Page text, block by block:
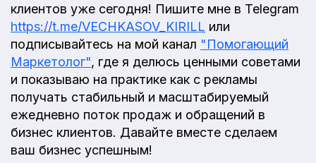
клиентов уже сегодня! Пишите мне в Telegram
https://t.me/VECHKASOV_KIRILL или
подписывайтесь на мой канал "Помогающий
Маркетолог", где я делюсь ценными советами
и показываю на практике как с рекламы
получать стабильный и масштабируемый
ежедневно поток продаж и обращений в
бизнес клиентов. Давайте вместе сделаем
ваш бизнес успешным!